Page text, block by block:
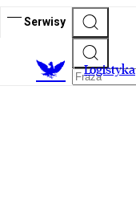
Serwisy
Logistyka